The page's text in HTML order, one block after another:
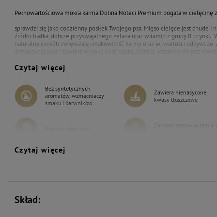
Pełnowartościowa mokra karma Dolina Noteci Premium bogata w cielęcinę
sprawdzi się jako codzienny posiłek Twojego psa. Mięso cielęce jest chude i
źródło białka, dobrze przyswajalnego żelaza oraz witamin z grupy B i cynku.
naturalny sposób zwiększają smakowitość karmy oraz jej wartości
lnianego wpływa na dobrą kondycję skóry i lśniącą sierść, a babka płesznik
Czytaj więcej
Bez syntetycznych
aromatów, wzmacniaczy
smaku i barwników
Zawiera nienasycone
kwasy tłuszczowe
Zawiera zestaw witamin i
Czytaj więcej
Skład: